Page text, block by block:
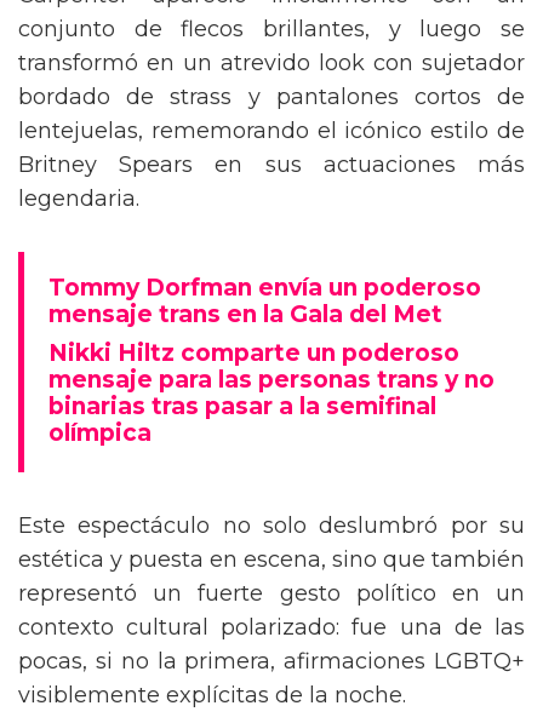
conjunto de flecos brillantes, y luego se
transformó en un atrevido look con sujetador
bordado de strass y pantalones cortos de
lentejuelas, rememorando el icónico estilo de
Britney Spears en sus actuaciones más
legendaria.
Tommy Dorfman envía un poderoso
mensaje trans en la Gala del Met
Nikki Hiltz comparte un poderoso
mensaje para las personas trans y no
binarias tras pasar a la semifinal
olímpica
Este espectáculo no solo deslumbró por su
estética y puesta en escena, sino que también
representó un fuerte gesto político en un
contexto cultural polarizado: fue una de las
pocas, si no la primera, afirmaciones LGBTQ+
visiblemente explícitas de la noche.